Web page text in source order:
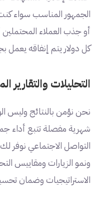
الجمهور المناسب سواء
أو جذب العملاء
كل دولار يتم إنفاقه
التحليلات والتقارير
نحن نؤمن بالنتائج وليس
شهرية مفصلة تتبع
التواصل الاجتماعي نوفر
ونمو الزيارات ومقاييس
الاستراتيجيات وضمان